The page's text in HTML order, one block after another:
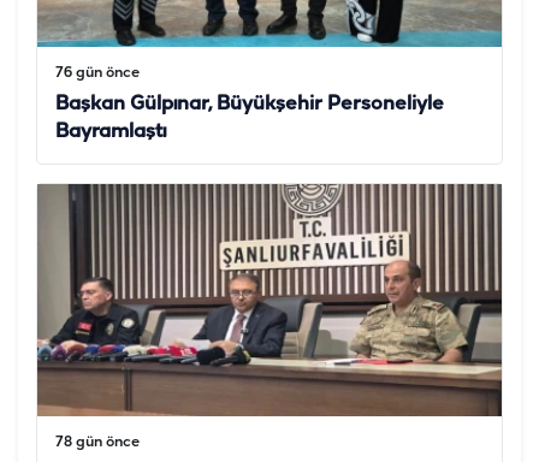
76 gün önce
Başkan Gülpınar, Büyükşehir Personeliyle
Bayramlaştı
78 gün önce